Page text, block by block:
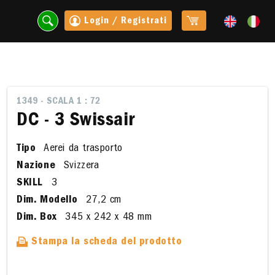
Login / Registrati
1349 - SCALA 1 : 72
DC - 3 Swissair
Tipo
Aerei da trasporto
Nazione
Svizzera
SKILL
3
Dim. Modello
27,2 cm
Dim. Box
345 x 242 x 48 mm
Stampa la scheda del prodotto